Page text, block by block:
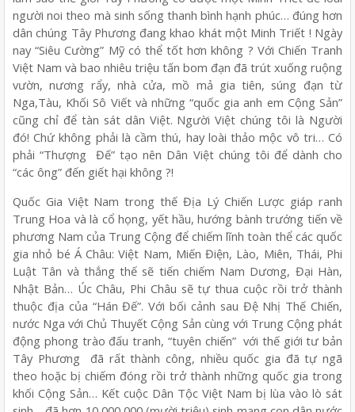
người noi theo mà sinh sống thanh bình hạnh phúc… đúng hơn
dân chúng Tây Phương đang khao khát một Minh Triết ! Ngày
nay “Siêu Cường” Mỹ có thể tốt hơn không ? Với Chiến Tranh
Việt Nam và bao nhiêu triệu tấn bom đạn đã trút xuống ruộng
vườn, nương rẩy, nhà cửa, mồ mả gia tiên, súng đạn từ
Nga,Tàu, Khối Sô Viết và những “quốc gia anh em Cộng Sản”
cũng chỉ để tàn sát dân Việt. Người Việt chúng tôi là Người
đó! Chứ không phải là cầm thú, hay loài thảo mộc vô tri… Có
phải “Thượng Đế” tạo nên Dân Việt chúng tôi để dành cho
“các ông” đến giết hại không ?!
Quốc Gia Việt Nam trong thế Địa Lý Chiến Lược giáp ranh
Trung Hoa và là cổ họng, yết hầu, hướng bành trướng tiến về
phương Nam của Trung Cộng để chiếm lĩnh toàn thể các quốc
gia nhỏ bé Á Châu: Việt Nam, Miến Điện, Lào, Miên, Thái, Phi
Luật Tân và thắng thế sẽ tiến chiếm Nam Dương, Đại Hàn,
Nhật Bản… Úc Châu, Phi Châu sẽ tự thua cuộc rồi trở thành
thuộc địa của “Hán Đế”. Với bối cảnh sau Đệ Nhị Thế Chiến,
nước Nga với Chủ Thuyết Cộng Sản cùng với Trung Cộng phát
động phong trào đấu tranh, “tuyên chiến” với thế giới tư bản
Tây Phương đã rất thành công, nhiều quốc gia đã tự ngã
theo hoặc bị chiếm đóng rồi trở thành những quốc gia trong
khối Cộng Sản… Kết cuộc Dân Tộc Việt Nam bị lùa vào lò sát